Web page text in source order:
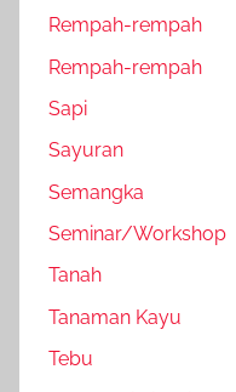
Rempah-rempah
Rempah-rempah
Sapi
Sayuran
Semangka
Seminar/Workshop
Tanah
Tanaman Kayu
Tebu